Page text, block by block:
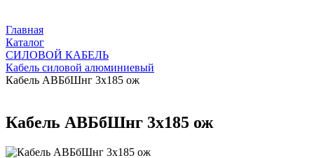
Главная
Каталог
СИЛОВОЙ КАБЕЛЬ
Кабель силовой алюминиевый
Кабель АВБбШнг 3х185 ож
Кабель АВБбШнг 3х185 ож